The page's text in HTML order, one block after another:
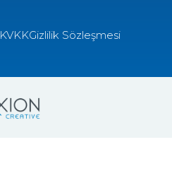
KVKKGizlilik Sözleşmesi